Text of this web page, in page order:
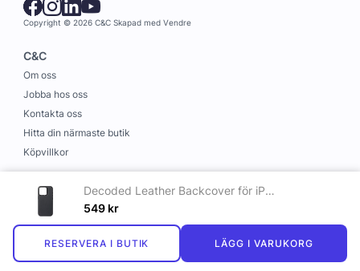
Decoded Leather Backcover för iPhone 15 Pro Max Svart
549 kr
RESERVERA I BUTIK LÄGG I VARUKORG
Copyright © 2026 C&C Skapad med Vendre
C&C
Om oss
Jobba hos oss
Kontakta oss
Hitta din närmaste butik
Köpvillkor
Information
Leverans och betalning
Cookies
Personuppgiftspolicy